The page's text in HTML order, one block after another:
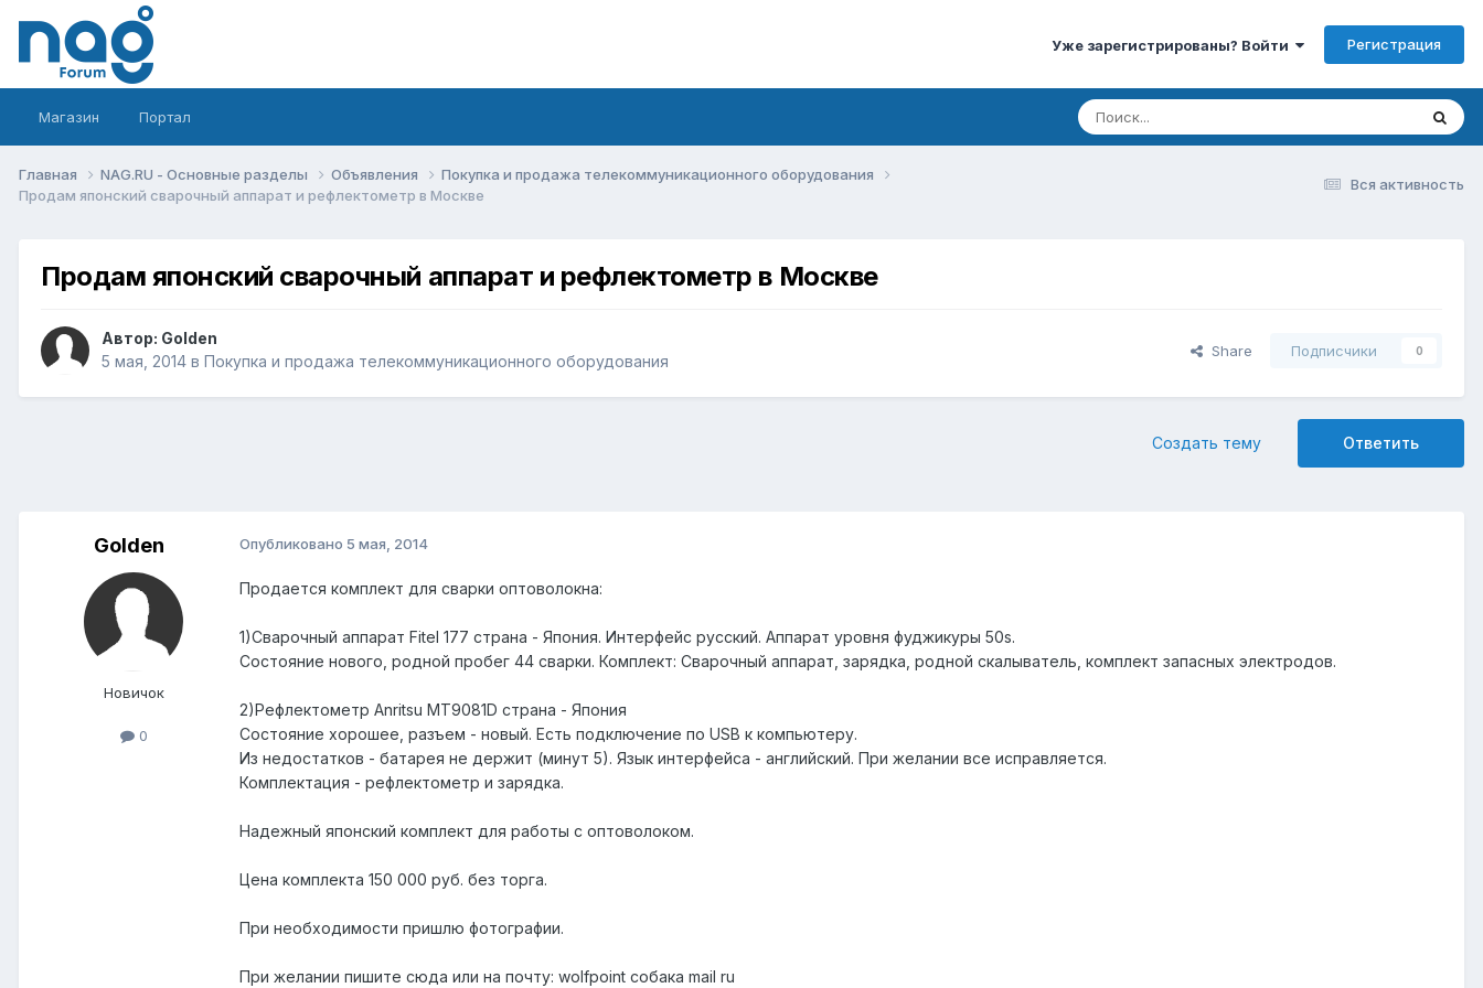
Уже зарегистрированы? Войти Регистрация
Магазин Портал
Вся активность
Главная NAG.RU - Основные разделы Объявления
Покупка и продажа телекоммуникационного оборудования
Продам японский сварочный аппарат и рефлектометр в Москве
Продам японский сварочный аппарат и рефлектометр в Москве
Автор: Golden
5 мая, 2014 в Покупка и продажа телекоммуникационного оборудования
Share Подписчики 0
Ответить
Создать тему
Golden
Новичок
0
Опубликовано 5 мая, 2014
Продается комплект для сварки оптоволокна:
1)Сварочный аппарат Fitel 177 страна - Япония. Интерфейс русский. Аппарат уровня фуджикуры 50s.
Состояние нового, родной пробег 44 сварки. Комплект: Сварочный аппарат, зарядка, родной скалыватель, комплект запасных электродов.
2)Рефлектометр Anritsu MT9081D страна - Япония
Состояние хорошее, разъем - новый. Есть подключение по USB к компьютеру.
Из недостатков - батарея не держит (минут 5). Язык интерфейса - английский. При желании все исправляется.
Комплектация - рефлектометр и зарядка.
Надежный японский комплект для работы с оптоволоком.
Цена комплекта 150 000 руб. без торга.
При необходимости пришлю фотографии.
При желании пишите сюда или на почту: wolfpoint собака mail ru